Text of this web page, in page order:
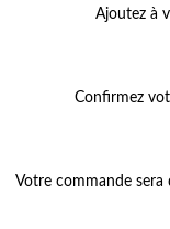
Ajoutez à
Confirmez
Votre commande sera